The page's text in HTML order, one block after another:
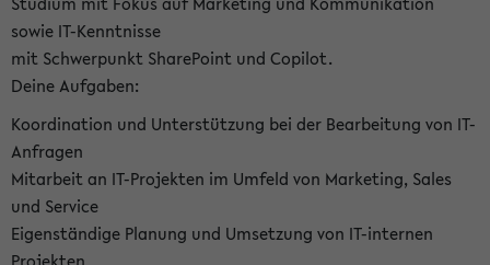
sowie IT-Kenntnisse
mit Schwerpunkt SharePoint und Copilot.
Deine Aufgaben:
Koordination und Unterstützung bei der Bearbeitung von IT-
Anfragen
Mitarbeit an IT-Projekten im Umfeld von Marketing, Sales
und Service
Eigenständige Planung und Umsetzung von IT-internen